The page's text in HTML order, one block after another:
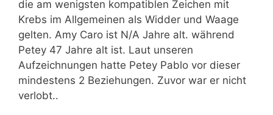
die am wenigsten kompatiblen Zeichen mit
Krebs im Allgemeinen als Widder und Waage
gelten. Amy Caro ist N/A Jahre alt. während
Petey 47 Jahre alt ist. Laut unseren
Aufzeichnungen hatte Petey Pablo vor dieser
mindestens 2 Beziehungen. Zuvor war er nicht
verlobt..